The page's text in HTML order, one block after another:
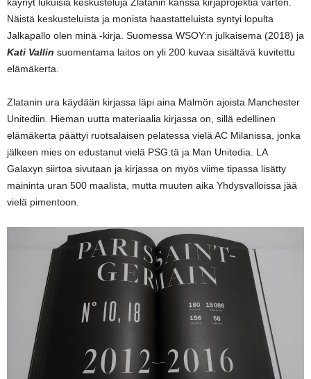
Näistä keskusteluista ja monista haastatteluista syntyi lopulta
Jalkapallo olen minä -kirja. Suomessa WSOY:n julkaisema (2018) ja
Kati Vallin suomentama laitos on yli 200 kuvaa sisältävä kuvitettu
elämäkerta.
Zlatanin ura käydään kirjassa läpi aina Malmön ajoista Manchester
Unitediin. Hieman uutta materiaalia kirjassa on, sillä edellinen
elämäkerta päättyi ruotsalaisen pelatessa vielä AC Milanissa, jonka
jälkeen mies on edustanut vielä PSG:tä ja Man Unitedia. LA
Galaxyn siirtoa sivutaan ja kirjassa on myös viime tipassa lisätty
maininta uran 500 maalista, mutta muuten aika Yhdysvalloissa jää
vielä pimentoon.